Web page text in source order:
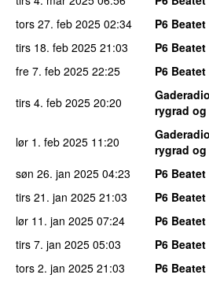
tors 27. feb 2025 02:34
P6 Beatet
tirs 18. feb 2025 21:03
P6 Beatet
fre 7. feb 2025 22:25
P6 Beatet
tirs 4. feb 2025 20:20 Gaderadio
rygrad
lør 1. feb 2025 11:20 Gaderadio
rygrad
søn 26. jan 2025 04:23
P6 Beatet
tirs 21. jan 2025 21:03
P6 Beatet
lør 11. jan 2025 07:24
P6 Beatet
tirs 7. jan 2025 05:03
P6 Beatet
tors 2. jan 2025 21:03
P6 Beatet